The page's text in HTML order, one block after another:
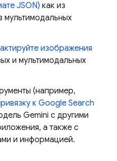
JSON) как из
мультимодальных
изображения
и мультимодальных
(например,
к Google Search
Gemini с другими
а также с
и информацией.